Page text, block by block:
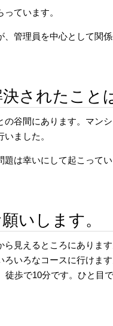
ています。
管理員を中心として関
されたこと
谷間にあります。マン
ました。
は幸いにして起こってい
いします。
見えるところにありま
いろなコースに行けま
歩で10分です。ひと目